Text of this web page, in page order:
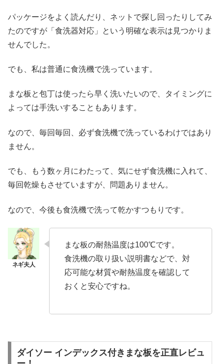
パッケージをよく読んだり、ネットで探し回ったりしてみ
たのですが「食洗器対応」という明確な表示は見つかりま
せんでした。
でも、私は普通に食洗機で洗っています。
まな板と包丁は使ったら早く洗いたいので、タイミングに
よっては手洗いすることもあります。
なので、毎回毎回、必ず食洗機で洗っているわけではあり
ません。
でも、もう数ヶ月にわたって、気にせず食洗機に入れて、
毎回乾燥もさせていますが、問題ありません。
なので、今後も食洗機で洗って乾かすつもりです。
まな板の耐熱温度は100℃です。
食洗機の取り扱い説明書などで、対
応可能な材質や耐熱温度を確認して
おくと安心ですね。
ダイソー インデックス付きまな板を正直レビュ